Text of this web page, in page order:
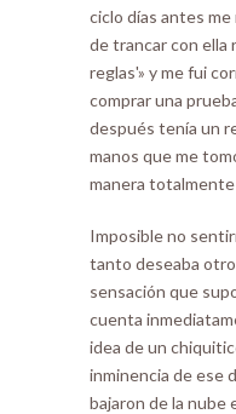
ciclo días antes
de trancar con ella
reglas'» y me fui
comprar una
después tenía un
manos que me
manera
Imposible no
tanto deseaba
sensación que
cuenta
idea de un
inminencia de ese
bajaron de la nube